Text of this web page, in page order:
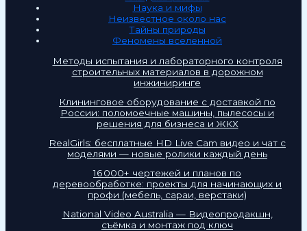
Наука и мифы
Неизвестное около нас
Тайны природы
Феномены вселенной
Методы испытания и лабораторного контроля
строительных материалов в дорожном
инжиниринге
Клининговое оборудование с доставкой по
России: поломоечные машины, пылесосы и
решения для бизнеса и ЖКХ
RealGirls: бесплатные HD Live Cam видео и чат с
моделями — новые ролики каждый день
16 000+ чертежей и планов по
деревообработке: проекты для начинающих и
профи (мебель, сараи, верстаки)
National Video Australia — Видеопродакшн,
съёмка и монтаж под ключ